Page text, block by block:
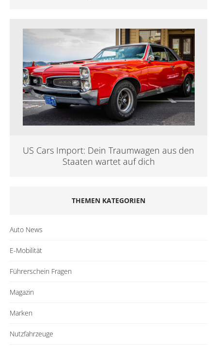
US Cars Import: Dein Traumwagen aus den
Staaten wartet auf dich
THEMEN KATEGORIEN
Auto News
E-Mobilität
Führerschein Fragen
Magazin
Marken
Nutzfahrzeuge